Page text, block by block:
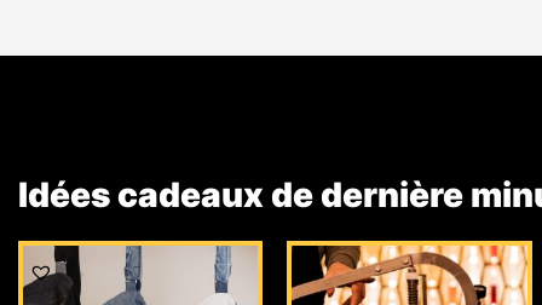
Idées cadeaux de dernière